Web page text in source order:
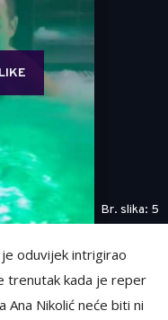
Br. slika: 5
oduvijek intrigirao
trenutak kada je reper
Ana Nikolić neće biti ni